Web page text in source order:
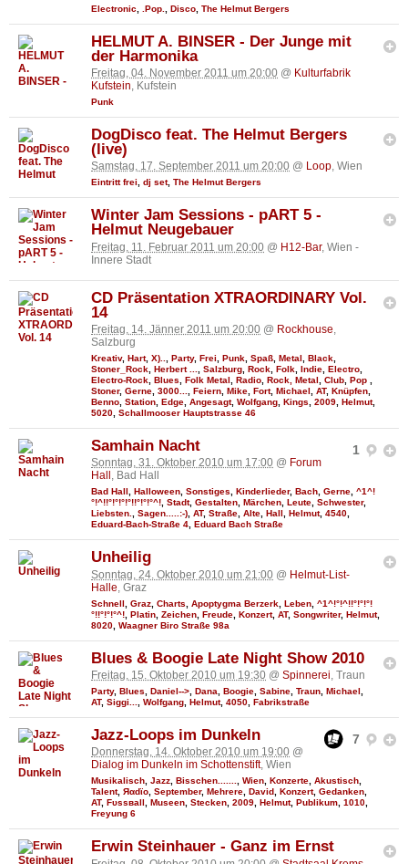
Electronic .Pop. Disco The Helmut Bergers
HELMUT A. BINSER - Der Junge mit
der Harmonika
Freitag, 04. November 2011 um 20:00 @ Kulturfabrik
Kufstein, Kufstein
Punk
DogDisco feat. The Helmut Bergers
(live)
Samstag, 17. September 2011 um 20:00 @ Loop, Wien
Eintritt frei, dj set, The Helmut Bergers
Winter Jam Sessions - pART 5 -
Helmut Neugebauer
Freitag, 11. Februar 2011 um 20:00 @ H12-Bar, Wien -
Innere Stadt
CD Präsentation XTRAORDINARY Vol.
14
Freitag, 14. Jänner 2011 um 20:00 @ Rockhouse,
Salzburg
Kreativ, Hart, X).. Party, Frei Punk Spaß Metal Black
Stoner_Rock Herbert ... Salzburg Rock Folk Indie Electro
Electro-Rock Blues Folk Metal Radio Rock, Metal Club Pop
Stoner, Gerne 3000... Feiern Mike Fort, Michael AT, Knüpfen
Benno Station Edge Angesagt, Wolfgang Kings 2009 Helmut,
5020 Schallmooser Hauptstrasse 46
1
Samhain Nacht
Sonntag, 31. Oktober 2010 um 17:00 @ Forum
Hall , Bad Hall
Bad Hall, Halloween, Sonstiges, Kinderlieder, Bach, Gerne, ^1^!
°!^!!°!°!°!°!!°!°!°^!, Stadt, Gestalten, Märchen, Leute, Schwester,
Liebsten., Sagen.....:-), AT, Straße, Alte, Hall, Helmut, 4540,
Eduard-Bach-Straße 4, Eduard Bach Straße
Unheilig
Sonntag, 24. Oktober 2010 um 21:00 @ Helmut-List-
Halle , Graz
Schnell Graz Charts Apoptygma Berzerk Leben ^1^!°!^!!°!°!°!
°!!°!°!°^! Platin Zeichen Freude Konzert, AT, Songwriter, Helmut,
8020 Waagner Biro Straße 98a
Blues & Boogie Late Night Show 2010
Freitag, 15. Oktober 2010 um 19:30 @ Spinnerei, Traun
Party, Blues Daniel--> Dana Boogie Sabine Traun Michael
AT, Siggi... Wolfgang Helmut, 4050 Fabrikstraße
7
Jazz-Loops im Dunkeln
Donnerstag, 14. Oktober 2010 um 19:00 @
Dialog im Dunkeln im Schottenstift, Wien
Musikalisch, Jazz, Bisschen......., Wien, Konzerte, Akustisch,
Talent, Яαdϊo, September, Mehrere, David, Konzert, Gedanken,
AT, Fυѕѕвall , Museen, Stecken, 2009, Helmut, Publikum, 1010,
Freyung 6
Erwin Steinhauer - Ganz im Ernst